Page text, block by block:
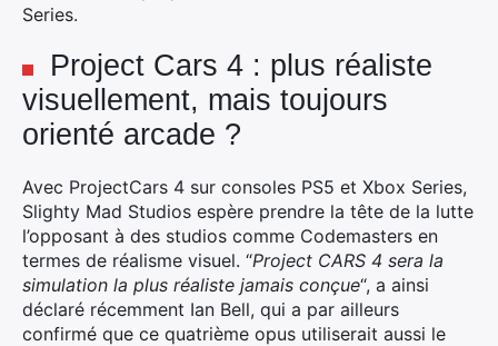
Series.
Project Cars 4 : plus réaliste
visuellement, mais toujours
orienté arcade ?
Avec ProjectCars 4 sur consoles PS5 et Xbox Series,
Slighty Mad Studios espère prendre la tête de la lutte
l’opposant à des studios comme Codemasters en
termes de réalisme visuel. “Project CARS 4 sera la
simulation la plus réaliste jamais conçue“, a ainsi
déclaré récemment Ian Bell, qui a par ailleurs
confirmé que ce quatrième opus utiliserait aussi le